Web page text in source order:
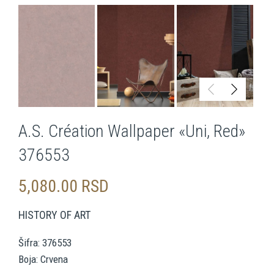
A.S. Création Wallpaper «Uni, Red»
376553
5,080.00 RSD
HISTORY OF ART
Šifra: 376553
Boja: Crvena